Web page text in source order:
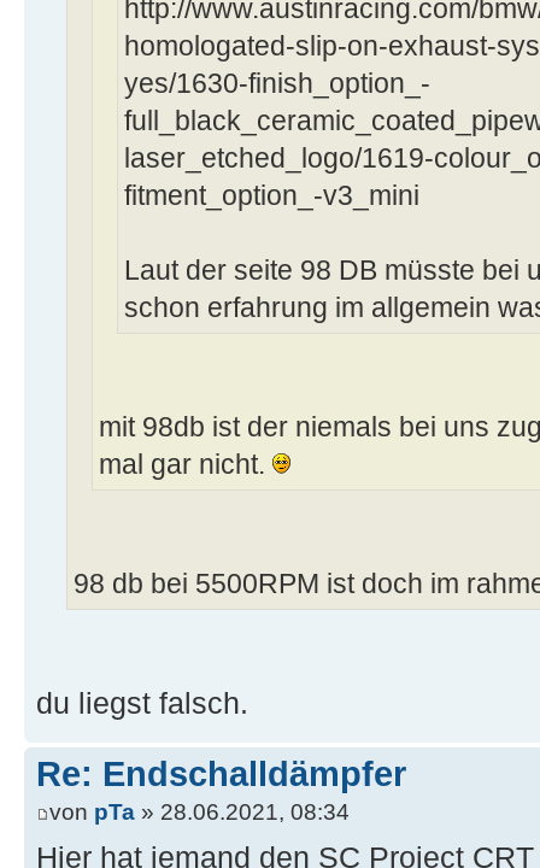
http://www.austinracing.com/
homologated-slip-on-exhaust-
yes/1630-finish_option_-
laser_etched_logo/1619-
fitment_option_-v3_mini
Laut der seite 98 DB müsste bei
schon erfahrung im allgemein
mit 98db ist der niemals bei uns
mal gar nicht.
98 db bei 5500RPM ist doch im
du liegst falsch.
Re: Endschalldämpfer
von pTa » 28.06.2021, 08:34
Hier hat jemand den SC Project